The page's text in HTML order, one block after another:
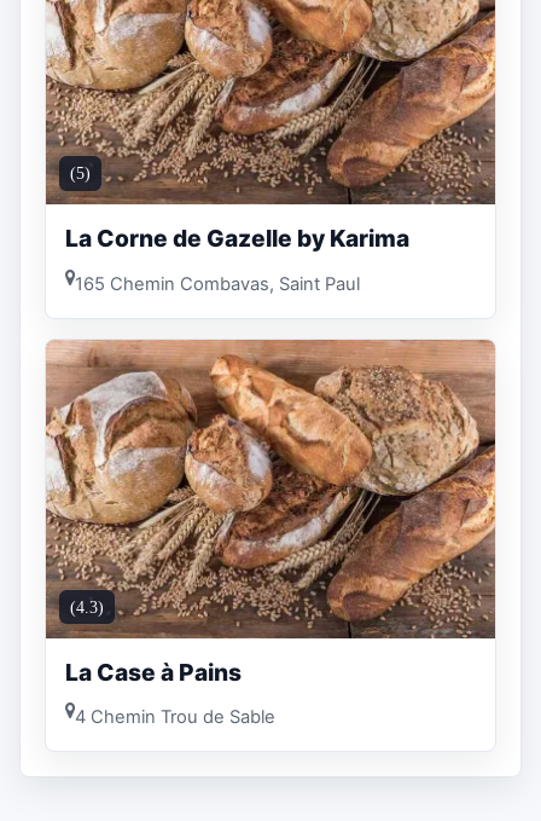
(5)
La Corne de Gazelle by Karima
165 Chemin Combavas, Saint Paul
(4.3)
La Case à Pains
4 Chemin Trou de Sable